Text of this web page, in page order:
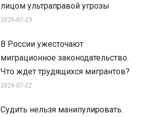
лицом ультраправой угрозы
2026-07-23
В России ужесточают
миграционное законодательство.
Что ждет трудящихся мигрантов?
2026-07-22
Судить нельзя манипулировать.